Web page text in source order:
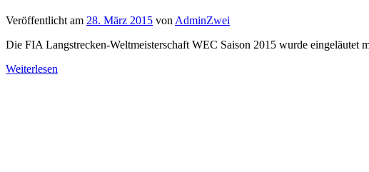
Veröffentlicht am 28. März 2015 von AdminZwei
Die FIA Langstrecken-Weltmeisterschaft WEC Saison 2015 wurde eingeläutet
Weiterlesen